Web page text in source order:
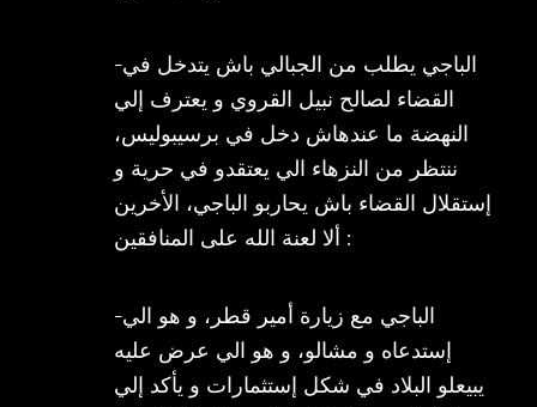
-الباجي يطلب من الجبالي باش يتدخل في
القضاء لصالح نبيل القروي و يعترف إلي
النهضة ما عندهاش دخل في برسيبوليس،
ننتظر من النزهاء الي يعتقدو في حرية و
إستقلال القضاء باش يحاربو الباجي، الأخرين
: ألا لعنة الله على المنافقين
-الباجي مع زيارة أمير قطر، و هو الي
إستدعاه و مشالو، و هو الي عرض عليه
يبيعلو البلاد في شكل إستثمارات و يأكد إلي